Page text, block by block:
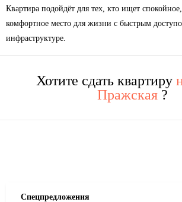
Квартира подойдёт для тех, кто ищет
комфортное место для жизни с быстрым
инфраструктуре.
Хотите сдать квартиру
Пражская ?
Спецпредложения